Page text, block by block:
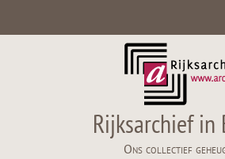
Rijksarchief in
Ons collectief